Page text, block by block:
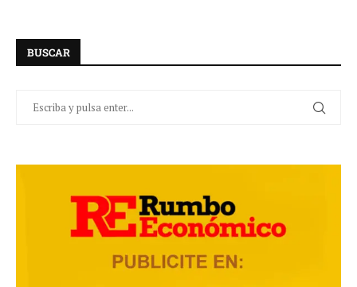
BUSCAR